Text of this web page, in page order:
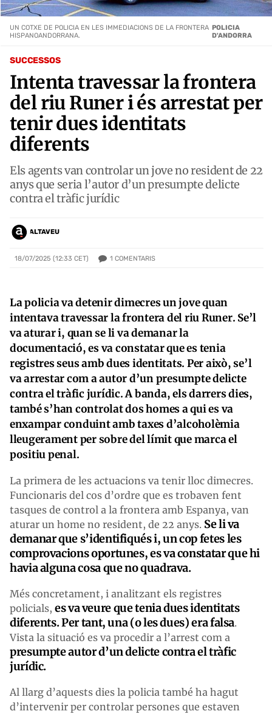
SUCCESSOS
Intenta travessar la frontera
del riu Runer i és arrestat per
tenir dues identitats
diferents
Els agents van controlar un jove no resident de 22
anys que seria l’autor d’un presumpte delicte
contra el tràfic jurídic
ALTAVEU
18/07/2025 (12:33 CET) 1 COMENTARIS
UN COTXE DE POLICIA EN LES IMMEDIACIONS DE LA FRONTERA
HISPANOANDORRANA.
POLICIA
D'ANDORRA
La policia va detenir dimecres un jove quan
intentava travessar la frontera del riu Runer. Se’l
va aturar i, quan se li va demanar la
documentació, es va constatar que es tenia
registres seus amb dues identitats. Per això, se’l
va arrestar com a autor d’un presumpte delicte
contra el tràfic jurídic. A banda, els darrers dies,
també s’han controlat dos homes a qui es va
enxampar conduint amb taxes d’alcoholèmia
lleugerament per sobre del límit que marca el
positiu penal.
La primera de les actuacions va tenir lloc dimecres.
Funcionaris del cos d’ordre que es trobaven fent
tasques de control a la frontera amb Espanya, van
aturar un home no resident, de 22 anys. Se li va
demanar que s’identifiqués i, un cop fetes les
comprovacions oportunes, es va constatar que hi
havia alguna cosa que no quadrava.
Més concretament, i analitzant els registres
policials, es va veure que tenia dues identitats
diferents. Per tant, una (o les dues) era falsa.
Vista la situació es va procedir a l’arrest com a
presumpte autor d’un delicte contra el tràfic
jurídic.
Al llarg d’aquests dies la policia també ha hagut
d’intervenir per controlar persones que estaven